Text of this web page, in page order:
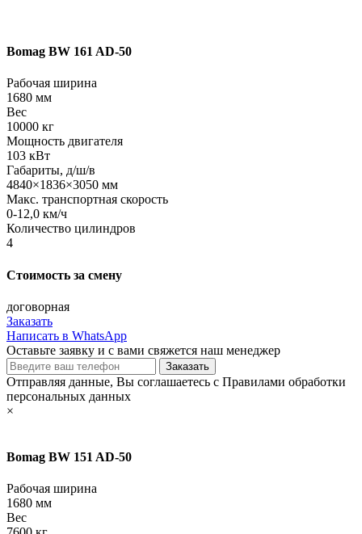
Bomag BW 161 AD-50
Рабочая ширина
1680 мм
Вес
10000 кг
Мощность двигателя
103 кВт
Габариты, д/ш/в
4840×1836×3050 мм
Макс. транспортная скорость
0-12,0 км/ч
Количество цилиндров
4
Стоимость за смену
договорная
Заказать
Написать в WhatsApp
Оставьте заявку и с вами свяжется наш менеджер
Отправляя данные, Вы соглашаетесь с Правилами обработки
персональных данных
×
Bomag BW 151 AD-50
Рабочая ширина
1680 мм
Вес